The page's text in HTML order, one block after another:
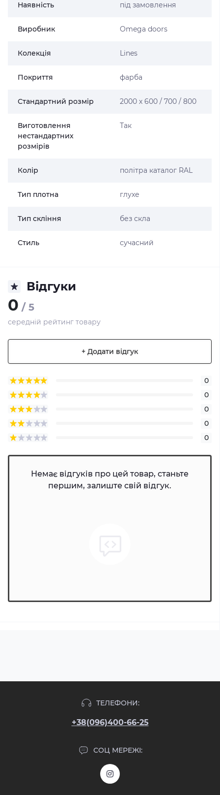
Наявність під замовлення
Виробник Omega doors
Колекція Lines
Покриття фарба
Стандартний розмір 2000 х 600 / 700 / 800
Виготовлення
нестандартних
розмірів
Так
Колір політра каталог RAL
Тип плотна глухе
Тип скління без скла
Стиль сучасний
Відгуки
0 / 5
середній рейтинг товару
+ Додати відгук
0
0
0
0
0
Немає відгуків про цей товар, станьте
першим, залиште свій відгук.
ТЕЛЕФОНИ:
+38(096)400-66-25
СОЦ МЕРЕЖІ: